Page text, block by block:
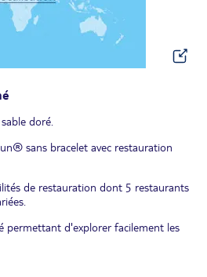
doré.
sans bracelet avec restauration
de restauration dont 5 restaurants
permettant d'explorer facilement les